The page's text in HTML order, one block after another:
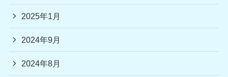
2025年1月
2024年9月
2024年8月